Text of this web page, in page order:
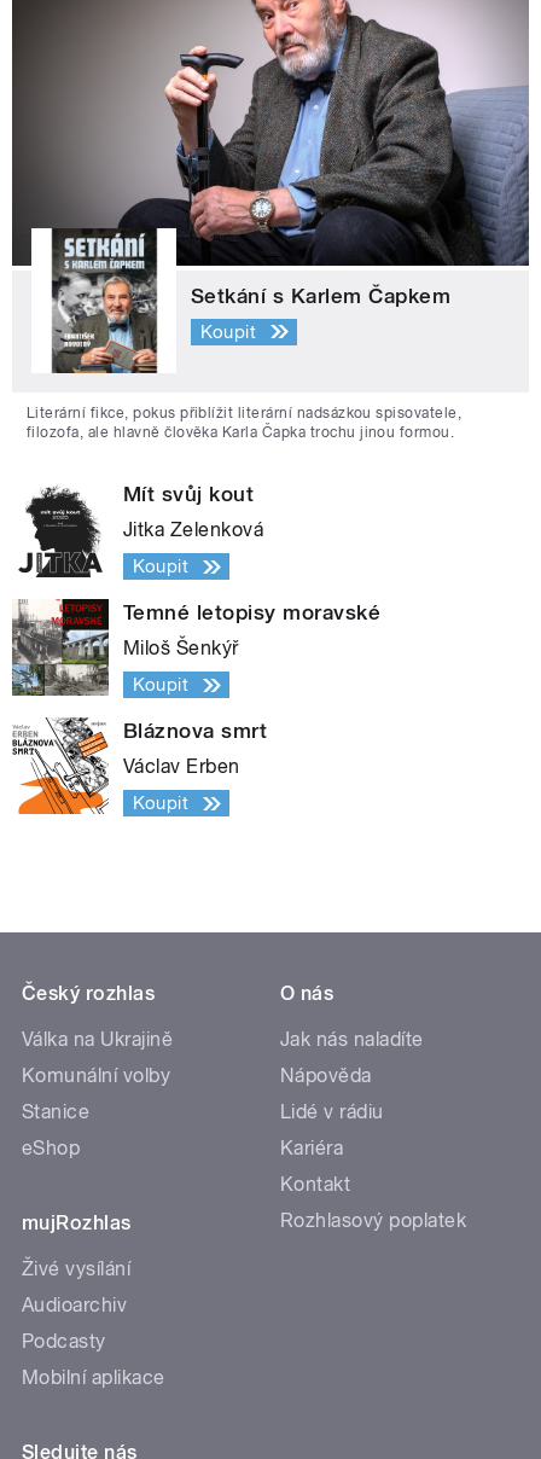
Setkání s Karlem Čapkem
Koupit
Literární fikce, pokus přiblížit literární nadsázkou spisovatele,
filozofa, ale hlavně člověka Karla Čapka trochu jinou formou.
Mít svůj kout
Jitka Zelenková
Koupit
Temné letopisy moravské
Miloš Šenkýř
Koupit
Bláznova smrt
Václav Erben
Koupit
Český rozhlas
Válka na Ukrajině
Komunální volby
Stanice
eShop
mujRozhlas
Živé vysílání
Audioarchiv
Podcasty
Mobilní aplikace
O nás
Jak nás naladíte
Nápověda
Lidé v rádiu
Kariéra
Kontakt
Rozhlasový poplatek
Sledujte nás